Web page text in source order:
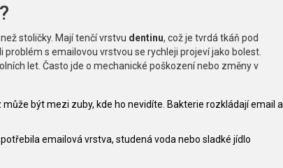
stoličky. Mají tenčí vrstvu dentinu, což je tvrdá tkáň pod
s emailovou vrstvou se rychleji projeví jako bolest.
let. Často jde o mechanické poškození nebo změny v
může být mezi zuby, kde ho nevidíte. Bakterie rozkládají email a
emailová vrstva, studená voda nebo sladké jídlo